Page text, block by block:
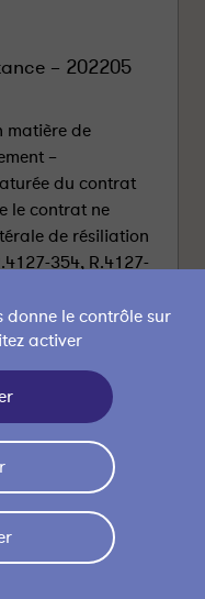
– 202205
matière de
–
du contrat
le contrat ne
de résiliation
354, R.4127-
pdf -
première
donne le contrôle sur
activer